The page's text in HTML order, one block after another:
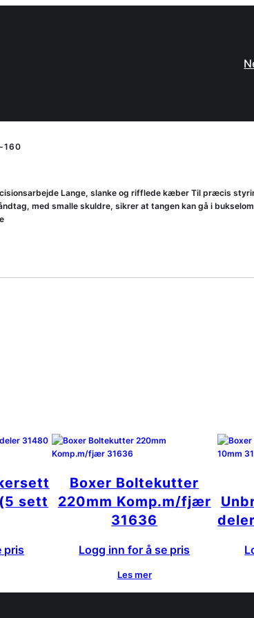
160
Lange, slanke og rifflede kæber Til præcis
med smalle skuldre, sikrer at tangen kan gå i
sett
pris
Boxer Boltekutter
220mm Komp.m/fjær
31636
Logg inn for å se pris
Les mer